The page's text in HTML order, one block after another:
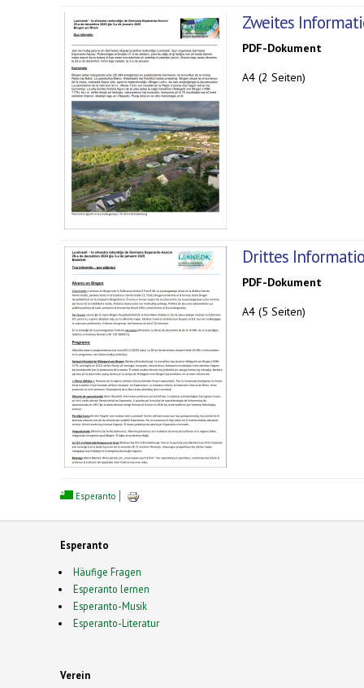
Zweites
PDF-Dokument
A4 (2 Seiten)
Drittes
PDF-Dokument
A4 (5 Seiten)
Esperanto
Esperanto
Häufige Fragen
Esperanto lernen
Esperanto-Musik
Esperanto-Literatur
Verein